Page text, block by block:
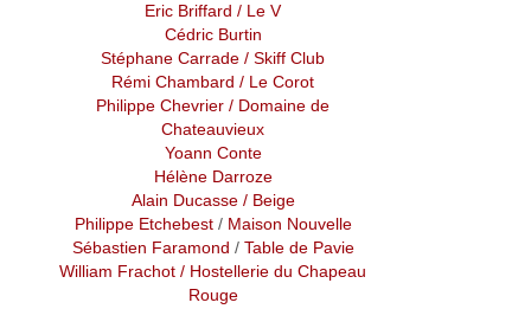
Eric Briffard / Le V
Cédric Burtin
Stéphane Carrade / Skiff Club
Rémi Chambard/ Le Corot
Philippe Chevrier / Domaine de
Chateauvieux
Yoann Conte
Hélène Darroze
Alain Ducasse/ Beige
Philippe Etchebest / Maison Nouvelle
Sébastien Faramond / Table de Pavie
William Frachot / Hostellerie du Chapeau
Rouge